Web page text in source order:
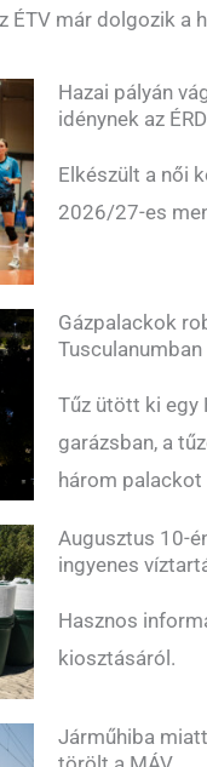
ÉTV már dolgozik a
Hazai pályán
idénynek az ÉRD
Elkészült a női
2026/27-es
Gázpalackok
Tusculanumban
Tűz ütött ki egy
garázsban, a
három palackot
Augusztus 10-
ingyenes
Hasznos
kiosztásáról.
Járműhiba